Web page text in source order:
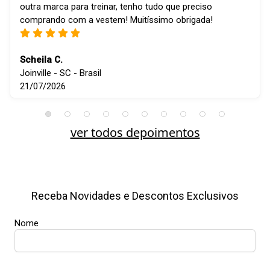
outra marca para treinar, tenho tudo que preciso
comprando com a vestem! Muitíssimo obrigada!
Scheila C.
Joinville - SC - Brasil
21/07/2026
ver todos depoimentos
Receba Novidades e Descontos Exclusivos
Nome